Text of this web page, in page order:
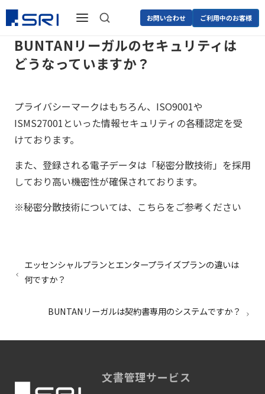
お問い合わせ ご利用中のお客様
BUNTANリーガルのセキュリティは
どうなっていますか？
プライバシーマークはもちろん、ISO9001や
ISMS27001といった情報セキュリティの各種認定を受
けております。
また、登録される電子データは「秘密分散技術」を採用
しており高い機密性が確保されております。
※秘密分散技術については、こちらをご参考ください
エッセンシャルプランとエンタープライズプランの違いは
何ですか？
BUNTANリーガルは契約書専用のシステムですか？
文書管理サービス